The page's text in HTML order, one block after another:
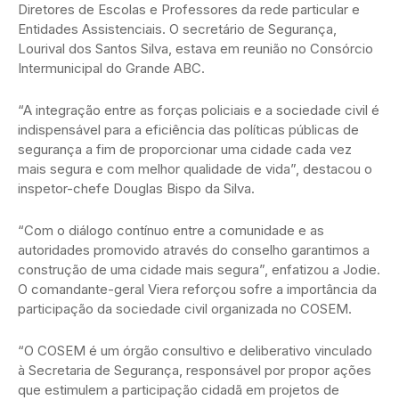
Diretores de Escolas e Professores da rede particular e
Entidades Assistenciais. O secretário de Segurança,
Lourival dos Santos Silva, estava em reunião no Consórcio
Intermunicipal do Grande ABC.
“A integração entre as forças policiais e a sociedade civil é
indispensável para a eficiência das políticas públicas de
segurança a fim de proporcionar uma cidade cada vez
mais segura e com melhor qualidade de vida”, destacou o
inspetor-chefe Douglas Bispo da Silva.
“Com o diálogo contínuo entre a comunidade e as
autoridades promovido através do conselho garantimos a
construção de uma cidade mais segura”, enfatizou a Jodie.
O comandante-geral Viera reforçou sofre a importância da
participação da sociedade civil organizada no COSEM.
“O COSEM é um órgão consultivo e deliberativo vinculado
à Secretaria de Segurança, responsável por propor ações
que estimulem a participação cidadã em projetos de